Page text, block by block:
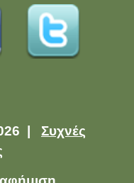
| Συχνές